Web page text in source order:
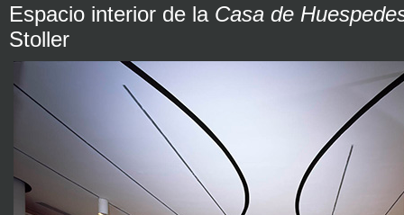
Espacio interior de la Casa de
Stoller